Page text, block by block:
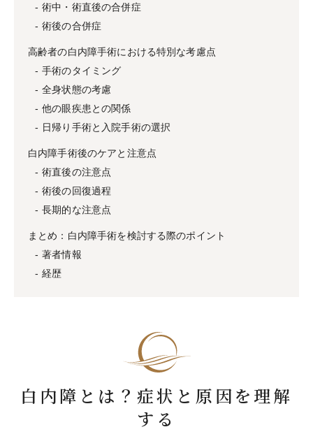
術中・術直後の合併症
術後の合併症
高齢者の白内障手術における特別な考慮点
手術のタイミング
全身状態の考慮
他の眼疾患との関係
日帰り手術と入院手術の選択
白内障手術後のケアと注意点
術直後の注意点
術後の回復過程
長期的な注意点
まとめ：白内障手術を検討する際のポイント
著者情報
経歴
白内障とは？症状と原因を理解
する